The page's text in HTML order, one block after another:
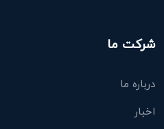
شرکت ما
درباره ما
اخبار